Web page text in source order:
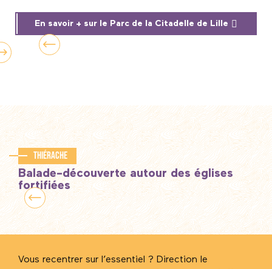
En savoir + sur le Parc de la Citadelle de Lille
Thiérache
Balade-découverte autour des églises
fortifiées
Vous recentrer sur l’essentiel ? Direction le